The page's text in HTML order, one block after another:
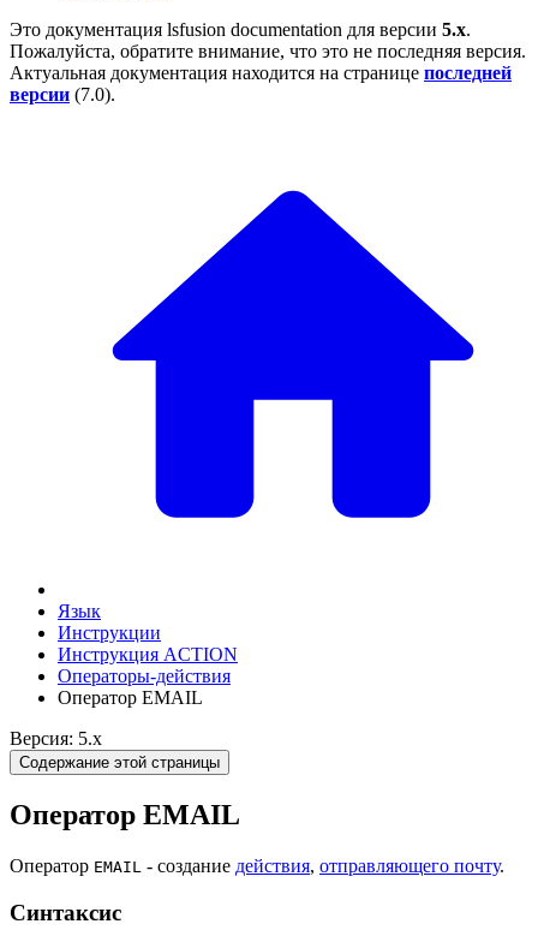
Это документация lsfusion documentation для версии 5.x.
Пожалуйста, обратите внимание, что это не последняя версия.
Актуальная документация находится на странице последней
версии (7.0).
Язык
Инструкции
Инструкция ACTION
Операторы-действия
Оператор EMAIL
Версия: 5.x
Содержание этой страницы
Оператор EMAIL
Оператор EMAIL - создание действия, отправляющего почту.
Синтаксис